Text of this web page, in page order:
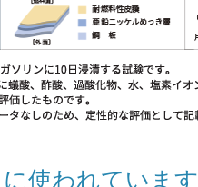
使われています